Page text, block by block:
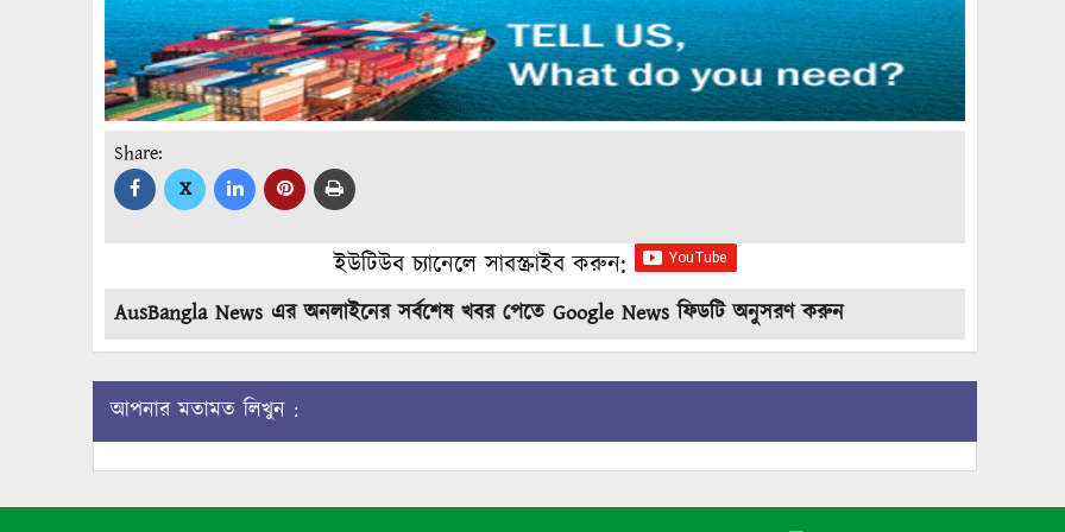
Share:
X
ইউটিউব চ্যানেলে সাবস্ক্রাইব করুন:
AusBangla News এর অনলাইনের সর্বশেষ খবর পেতে Google News ফিডটি অনুসরণ করুন
আপনার মতামত লিখুন :